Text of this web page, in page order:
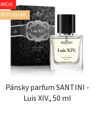
AKCIA
BESTSELLER
Pánsky parfum SANTINI -
Luis XIV., 50 ml